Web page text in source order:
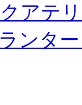
クアテ
ンタ